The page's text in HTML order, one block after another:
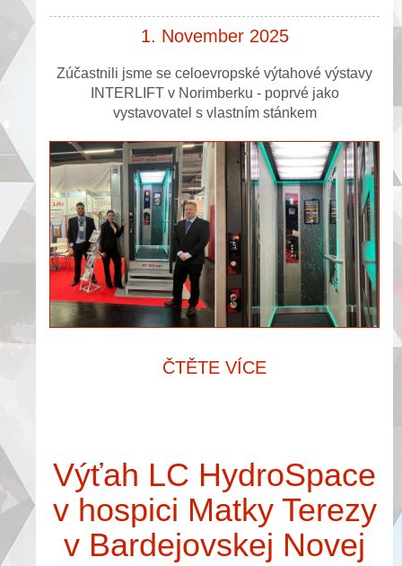
1. November 2025
Zúčastnili jsme se celoevropské výtahové výstavy
INTERLIFT v Norimberku - poprvé jako
vystavovatel s vlastním stánkem
ČTĚTE VÍCE
Výťah LC HydroSpace
v hospici Matky Terezy
v Bardejovskej Novej